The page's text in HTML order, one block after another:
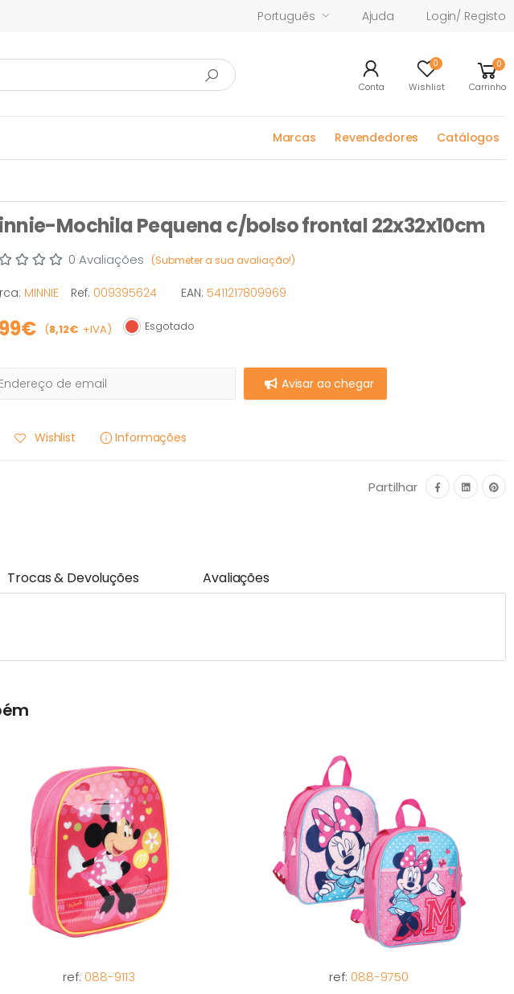
Português Ajuda Login/ Registo
Conta
0
Wishlist
0
Carrinho
Marcas Revendedores Catálogos
Mochila Pequena c/bolso frontal 22x32x10cm
0 Avaliações (Submeter a sua avaliação!)
MINNIE Ref. 009395624 EAN: 5411217809969
(8,12€ +IVA) Esgotado
Esgotado
Avisar ao chegar
Wishlist Informações
Partilhar
Trocas & Devoluções Avaliações
ref: 088-9113 ref: 088-9750